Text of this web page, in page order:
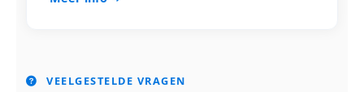
VEELGESTELDE VRAGEN